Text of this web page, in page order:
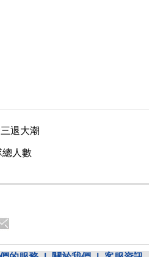
退大潮
總人數